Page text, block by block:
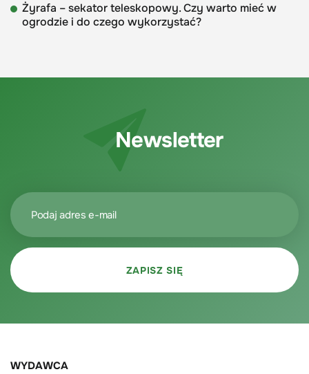
Żyrafa – sekator teleskopowy. Czy warto mieć w
ogrodzie i do czego wykorzystać?
Newsletter
WYDAWCA